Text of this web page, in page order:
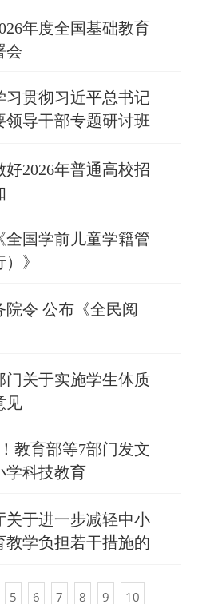
年度全国基础教育
会
习贯彻习近平总书记
领导干部专题研讨班
2026年普通高校招
全国学前儿童学籍管
》
院令 公布《全民阅
门关于实施学生体质
见
教育部等7部门发文
学科技教育
关于进一步减轻中小
教学负担若干措施的
5 6 7 8 9 10